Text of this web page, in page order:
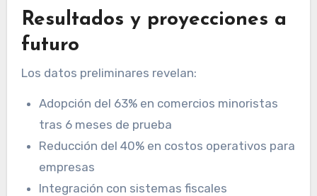
Resultados y proyecciones a
futuro
Los datos preliminares revelan:
Adopción del 63% en comercios minoristas
tras 6 meses de prueba
Reducción del 40% en costos operativos para
empresas
Integración con sistemas fiscales